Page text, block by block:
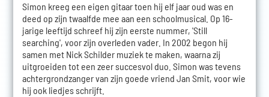
Simon kreeg een eigen gitaar toen hij elf jaar oud was en
deed op zijn twaalfde mee aan een schoolmusical. Op 16-
jarige leeftijd schreef hij zijn eerste nummer, 'Still
searching', voor zijn overleden vader. In 2002 begon hij
samen met Nick Schilder muziek te maken, waarna zij
uitgroeiden tot een zeer succesvol duo. Simon was tevens
achtergrondzanger van zijn goede vriend Jan Smit, voor wie
hij ook liedjes schrijft.